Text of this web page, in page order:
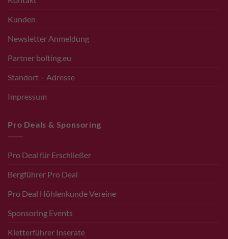
Kunden
Newsletter Anmeldung
Partner bolting.eu
Standort – Adresse
Impressum
Pro Deals & Sponsoring
Pro Deal für Erschließer
Bergführer Pro Deal
Pro Deal Höhlenkunde Vereine
Sponsoring Events
Kletterführer Inserate